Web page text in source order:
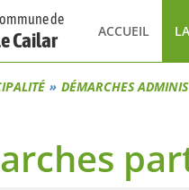
de
Cailar ACCUEIL
DÉMARCHES